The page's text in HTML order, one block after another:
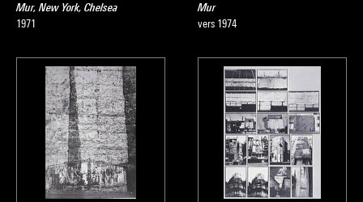
Mur, New York, Chelsea
1971
Mur
vers 1974